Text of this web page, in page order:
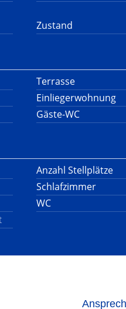
Zustand
Terrasse
Einliegerwohnung
Gäste-WC
Anzahl Stellplätze
Schlafzimmer
WC